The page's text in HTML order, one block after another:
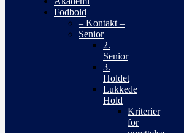
Fodbold
– Kontakt –
Senior
2.
Senior
3.
Holdet
Lukkede
Hold
Kriterier
for